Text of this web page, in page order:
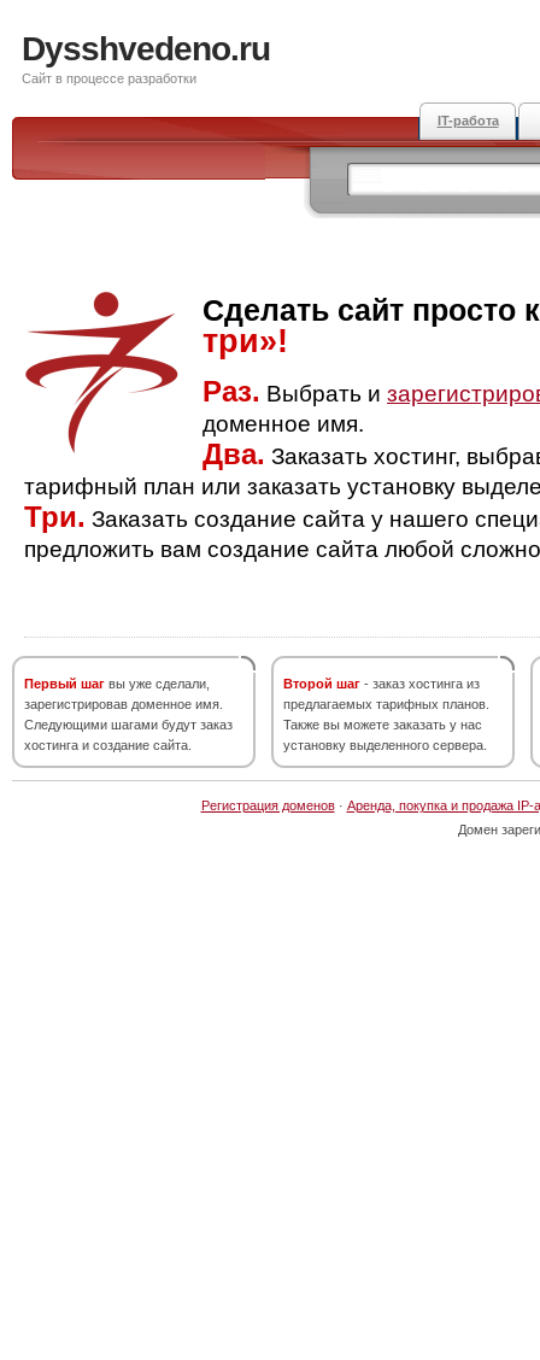
Dysshvedeno.ru
Сайт в процессе разработки
IT-работа
Сделать сайт просто
три»!
Раз. Выбрать и
доменное имя.
Два. Заказать хостинг,
тарифный план или заказать установку
Три. Заказать создание сайта у нашего
предложить вам создание сайта любой
Первый шаг вы уже сделали,
зарегистрировав доменное имя.
Следующими шагами будут заказ
хостинга и создание сайта.
Второй шаг - заказ хостинга из
предлагаемых тарифных планов.
Также вы можете заказать у нас
установку выделенного сервера.
Регистрация доменов· Аренда, покупка и продажа IP-
Домен